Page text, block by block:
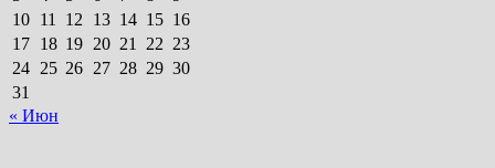
10 11 12 13 14 15 16
17 18 19 20 21 22 23
24 25 26 27 28 29 30
31
« Июн